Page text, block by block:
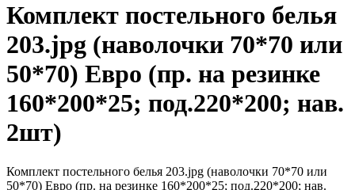
Комплект постельного белья
203.jpg (наволочки 70*70 или
50*70) Евро (пр. на резинке
160*200*25; под.220*200; нав.
2шт)
Комплект постельного белья 203.jpg (наволочки 70*70 или
50*70) Евро (пр. на резинке 160*200*25; под.220*200; нав.